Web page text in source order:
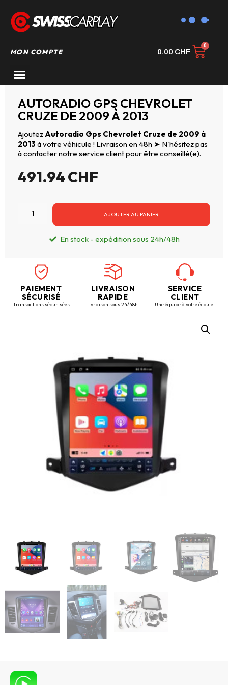
MON COMPTE 0.00 CHF
AUTORADIO GPS CHEVROLET
CRUZE DE 2009 À 2013
Ajoutez Autoradio Gps Chevrolet Cruze de 2009 à
2013 à votre véhicule ! Livraison en 48h ➤ N'hésitez pas
à contacter notre service client pour être conseillé(e).
491.94CHF
AJOUTER AU PANIER
En stock - expédition sous 24h/48h
PAIEMENT
SÉCURISÉ
Transactions sécurisées
LIVRAISON
RAPIDE
Livraison sous 24/48h.
SERVICE
CLIENT
Une équipe à votre écoute.